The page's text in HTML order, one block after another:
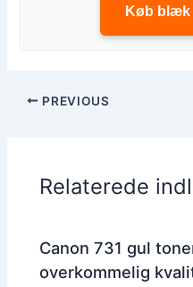
Køb blæk
PREVIOUS
Relaterede
Canon 731 gul
overkommelig